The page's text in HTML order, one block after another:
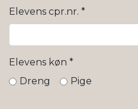
Elevens cpr.nr. *
Elevens køn *
Dreng
Pige